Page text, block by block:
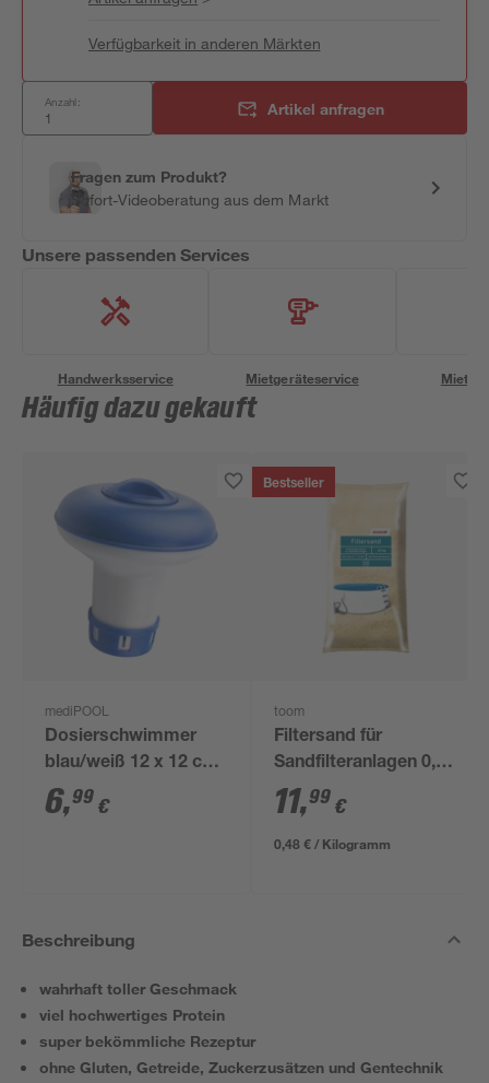
Verfügbarkeit in anderen Märkten
Anzahl: Artikel anfragen
Fragen zum Produkt?
Sofort-Videoberatung aus dem Markt
Unsere passenden Services
Handwerksservice Mietgeräteservice
Häufig dazu gekauft
mediPOOL
Dosierschwimmer
blau/weiß 12 x 12 cm,
für 20 g Tabs
6,99 €
Bestseller
toom
Filtersand für
Sandfilteranlagen 0,7-
1,2 mm 25 kg
11,99 €
0,48 € / Kilogramm
Beschreibung
wahrhaft toller Geschmack
viel hochwertiges Protein
super bekömmliche Rezeptur
ohne Gluten, Getreide, Zuckerzusätzen und Gentechnik